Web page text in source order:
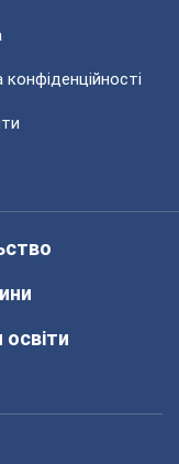
конфіденційності